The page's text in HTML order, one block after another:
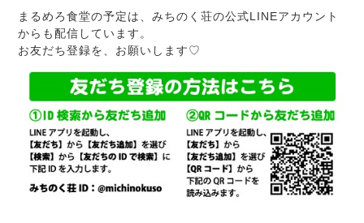
まるめろ食堂の予定は、みちのく荘の公式LINEアカウント
からも配信しています。
お友だち登録を、お願いします♡